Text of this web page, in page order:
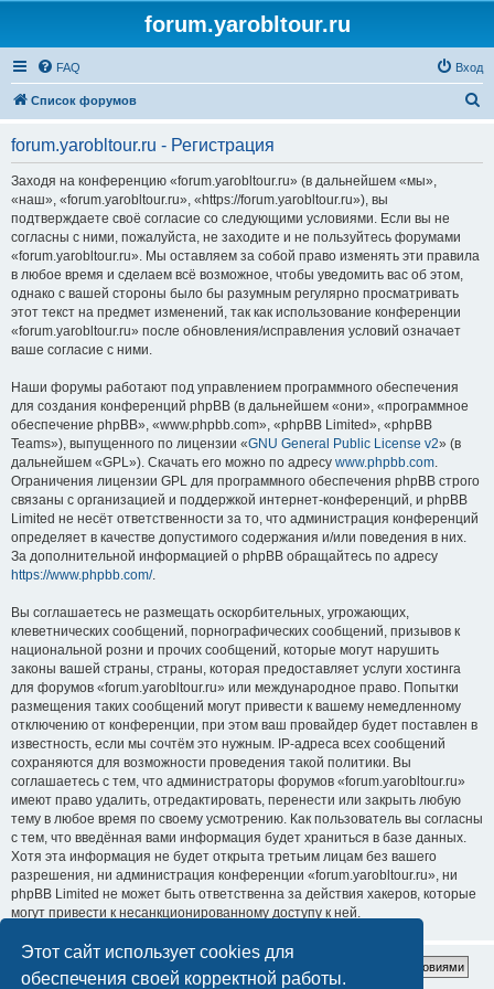
Этот сайт использует cookies для
обеспечения своей корректной работы.
forum.yarobltour.ru
FAQ Вход
Список форумов
forum.yarobltour.ru - Регистрация
Заходя на конференцию «forum.yarobltour.ru» (в дальнейшем «мы»,
«наш», «forum.yarobltour.ru», «https://forum.yarobltour.ru»), вы
подтверждаете своё согласие со следующими условиями. Если вы не
согласны с ними, пожалуйста, не заходите и не пользуйтесь форумами
«forum.yarobltour.ru». Мы оставляем за собой право изменять эти правила
в любое время и сделаем всё возможное, чтобы уведомить вас об этом,
однако с вашей стороны было бы разумным регулярно просматривать
этот текст на предмет изменений, так как использование конференции
«forum.yarobltour.ru» после обновления/исправления условий означает
ваше согласие с ними.
Наши форумы работают под управлением программного обеспечения
для создания конференций phpBB (в дальнейшем «они», «программное
обеспечение phpBB», «www.phpbb.com», «phpBB Limited», «phpBB
Teams»), выпущенного по лицензии «GNU General Public License v2» (в
дальнейшем «GPL»). Скачать его можно по адресу www.phpbb.com.
Ограничения лицензии GPL для программного обеспечения phpBB строго
связаны с организацией и поддержкой интернет-конференций, и phpBB
Limited не несёт ответственности за то, что администрация конференций
определяет в качестве допустимого содержания и/или поведения в них.
За дополнительной информацией о phpBB обращайтесь по адресу
https://www.phpbb.com/.
Вы соглашаетесь не размещать оскорбительных, угрожающих,
клеветнических сообщений, порнографических сообщений, призывов к
национальной розни и прочих сообщений, которые могут нарушить
законы вашей страны, страны, которая предоставляет услуги хостинга
для форумов «forum.yarobltour.ru» или международное право. Попытки
размещения таких сообщений могут привести к вашему немедленному
отключению от конференции, при этом ваш провайдер будет поставлен в
известность, если мы сочтём это нужным. IP-адреса всех сообщений
сохраняются для возможности проведения такой политики. Вы
соглашаетесь с тем, что администраторы форумов «forum.yarobltour.ru»
имеют право удалить, отредактировать, перенести или закрыть любую
тему в любое время по своему усмотрению. Как пользователь вы согласны
с тем, что введённая вами информация будет храниться в базе данных.
Хотя эта информация не будет открыта третьим лицам без вашего
разрешения, ни администрация конференции «forum.yarobltour.ru», ни
phpBB Limited не может быть ответственна за действия хакеров, которые
могут привести к несанкционированному доступу к ней.